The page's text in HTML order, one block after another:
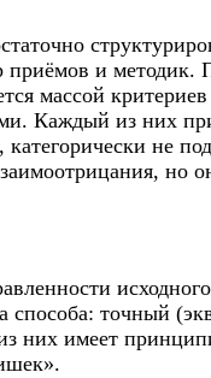
и методик.
массой
Каждый из них
не
но
способа: точный
них имеет